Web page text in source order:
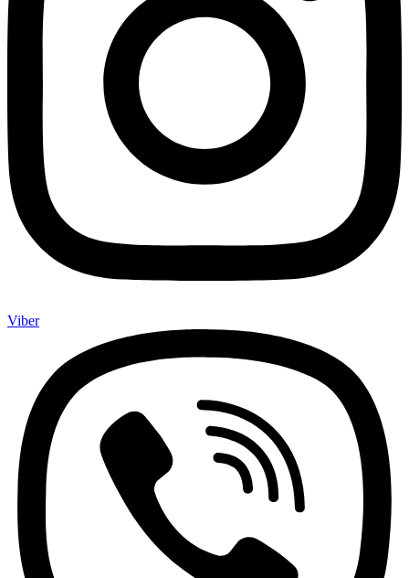
Viber